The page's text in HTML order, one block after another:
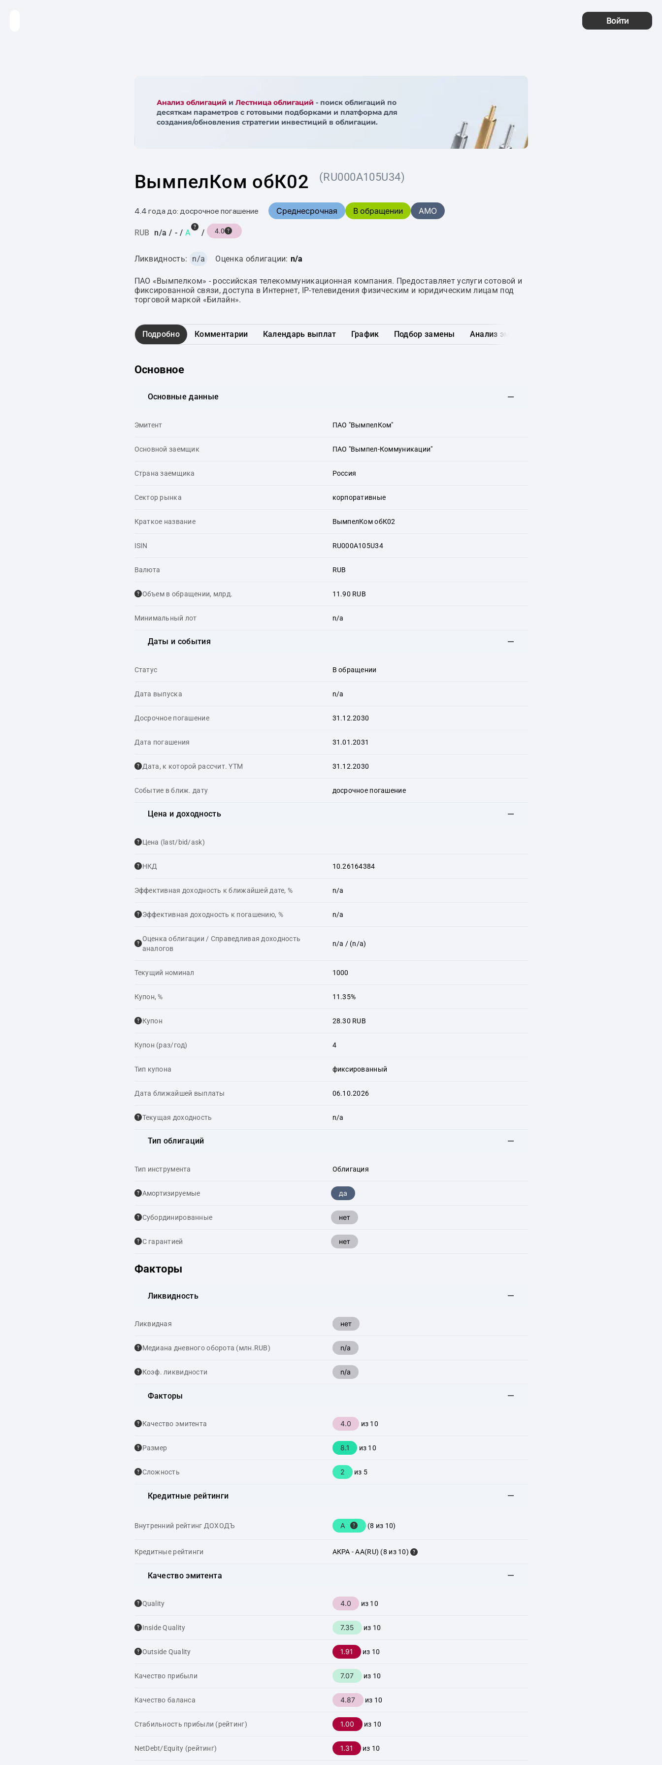
Войти
Анализ облигаций и Лестница облигаций - поиск облигаций по
десяткам параметров с готовыми подборками и платформа для
создания/обновления стратегии инвестиций в облигации.
ВымпелКом обК02 (RU000A105U34)
4.4 года до: досрочное погашение Среднесрочная В обращении AMO
RUB n/a / - / A / 4.0
Ликвидность: n/a Оценка облигации: n/a
ПАО «Вымпелком» - российская телекоммуникационная компания. Предоставляет услуги сотовой и
фиксированной связи, доступа в Интернет, IP-телевидения физическим и юридическим лицам под
торговой маркой «Билайн».
Подробно Комментарии Календарь выплат График Подбор замены Анализ эмитента
Основное
Основные данные
Эмитент ПАО "ВымпелКом"
Основной заемщик ПАО "Вымпел-Коммуникации"
Страна заемщика Россия
Сектор рынка корпоративные
Краткое название ВымпелКом обК02
ISIN RU000A105U34
Валюта RUB
Объем в обращении, млрд. 11.90 RUB
Минимальный лот n/a
Даты и события
Статус В обращении
Дата выпуска n/a
Досрочное погашение 31.12.2030
Дата погашения 31.01.2031
Дата, к которой рассчит. YTM 31.12.2030
Событие в ближ. дату досрочное погашение
Цена и доходность
Цена (last/bid/ask)
НКД 10.26164384
Эффективная доходность к ближайшей дате, % n/a
Эффективная доходность к погашению, % n/a
Оценка облигации / Справедливая доходность
аналогов
n/a / (n/a)
Текущий номинал 1000
Купон, % 11.35%
Купон 28.30 RUB
Купон (раз/год) 4
Тип купона фиксированный
Дата ближайшей выплаты 06.10.2026
Текущая доходность n/a
Тип облигаций
Тип инструмента Облигация
Амортизируемые да
Cубординированные нет
С гарантией нет
Факторы
Ликвидность
Ликвидная нет
Медиана дневного оборота (млн.RUB) n/a
Коэф. ликвидности n/a
Факторы
Качество эмитента 4.0 из 10
Размер 8.1 из 10
Сложность 2 из 5
Кредитные рейтинги
Внутренний рейтинг ДОХОДЪ A (8 из 10)
Кредитные рейтинги АКРА - AA(RU) (8 из 10)
Качество эмитента
Quality 4.0 из 10
Inside Quality 7.35 из 10
Outside Quality 1.91 из 10
Качество прибыли 7.07 из 10
Качество баланса 4.87 из 10
Стабильность прибыли (рейтинг) 1.00 из 10
NetDebt/Equity (рейтинг) 1.31 из 10